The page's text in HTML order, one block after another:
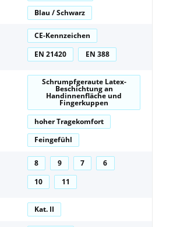
Blau / Schwarz
CE-Kennzeichen
EN 21420
EN 388
Schrumpfgeraute Latex-
Beschichtung an
Handinnenfläche und
Fingerkuppen
hoher Tragekomfort
Feingefühl
8 9 7
6
10
11
Kat. II